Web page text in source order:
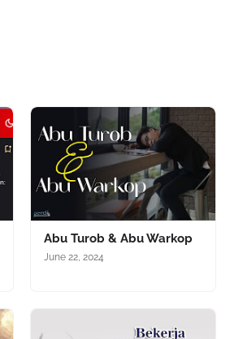
Abu Turob & Abu Warkop
June 22, 2024